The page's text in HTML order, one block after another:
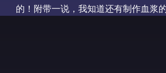
的！附带一说，我知道还有制作血浆